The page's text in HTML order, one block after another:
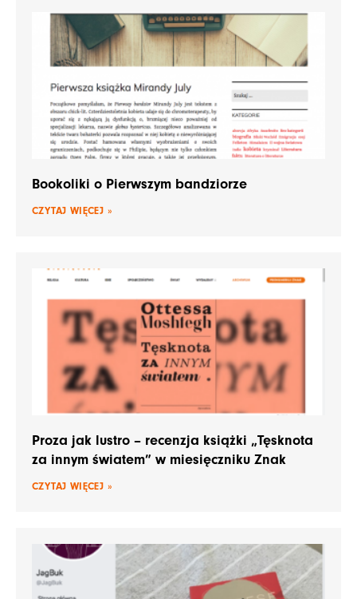
Bookoliki o Pierwszym bandziorze
CZYTAJ WIĘCEJ »
Proza jak lustro – recenzja książki „Tęsknota
za innym światem” w miesięczniku Znak
CZYTAJ WIĘCEJ »